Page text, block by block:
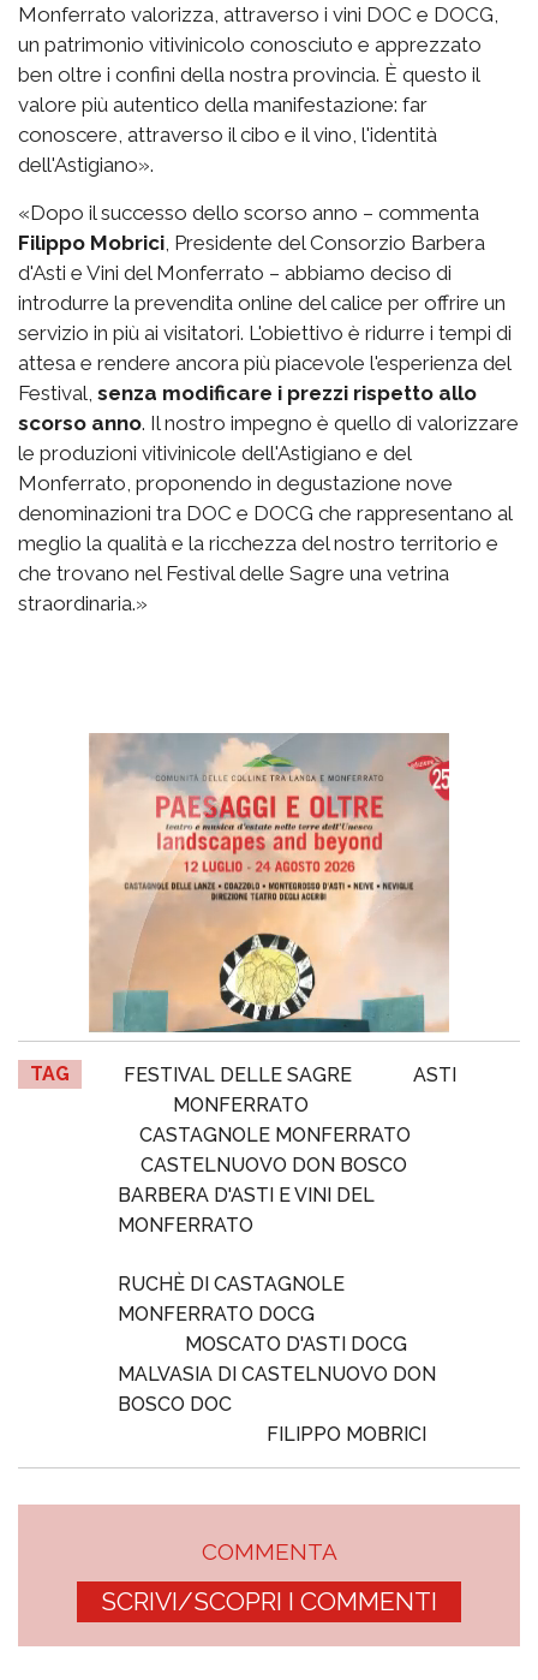
Monferrato valorizza, attraverso i vini DOC e DOCG,
un patrimonio vitivinicolo conosciuto e apprezzato
ben oltre i confini della nostra provincia. È questo il
valore più autentico della manifestazione: far
conoscere, attraverso il cibo e il vino, l'identità
dell'Astigiano».
«Dopo il successo dello scorso anno – commenta
Filippo Mobrici , Presidente del Consorzio Barbera
d'Asti e Vini del Monferrato – abbiamo deciso di
introdurre la prevendita online del calice per offrire un
servizio in più ai visitatori. L'obiettivo è ridurre i tempi di
attesa e rendere ancora più piacevole l'esperienza del
Festival, senza modificare i prezzi rispetto allo
scorso anno. Il nostro impegno è quello di valorizzare
le produzioni vitivinicole dell'Astigiano e del
Monferrato, proponendo in degustazione nove
denominazioni tra DOC e DOCG che rappresentano al
meglio la qualità e la ricchezza del nostro territorio e
che trovano nel Festival delle Sagre una vetrina
straordinaria.»
TAG FESTIVAL DELLE SAGRE
ASTI
MONFERRATO
CASTAGNOLE MONFERRATO
CASTELNUOVO DON BOSCO
BARBERA D'ASTI E VINI DEL
MONFERRATO
RUCHÈ DI CASTAGNOLE
MONFERRATO DOCG
MOSCATO D'ASTI DOCG
MALVASIA DI CASTELNUOVO DON
BOSCO DOC
FILIPPO MOBRICI
COMMENTA
SCRIVI/SCOPRI I COMMENTI